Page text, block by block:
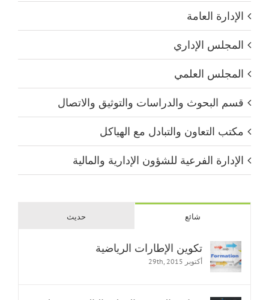
الإدارة العامة
المجلس الإداري
المجلس العلمي
قسم البحوث والدراسات والتوثيق والاتصال
مكتب التعاون والتبادل مع الهياكل
الإدارة الفرعية للشؤون الإدارية والمالية
شائع حديث
تكوين الإطارات الرياضية
أكتوبر 29th, 2015